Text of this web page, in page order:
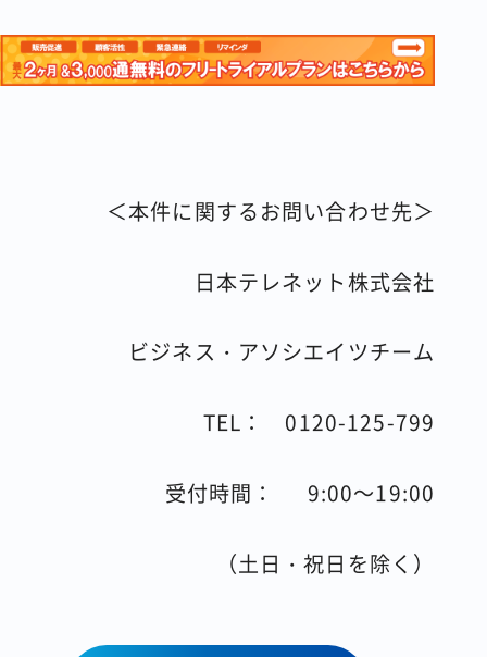
＜本件に関するお問い合わせ先＞
日本テレネット株式会社
ビジネス・アソシエイツチーム
TEL： 0120-125-799
受付時間： 9:00～19:00
（土日・祝日を除く）